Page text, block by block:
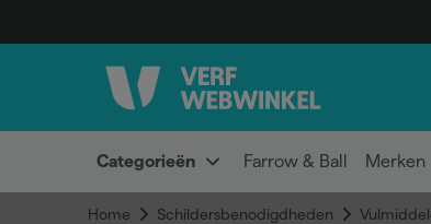
Categorieën Farrow & Ball Merken
Home Schildersbenodigdheden